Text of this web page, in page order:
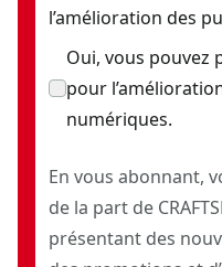
l’amélioration des
Oui, vous pouvez
pour
numériques.
En vous abonnant,
de la part de
présentant des